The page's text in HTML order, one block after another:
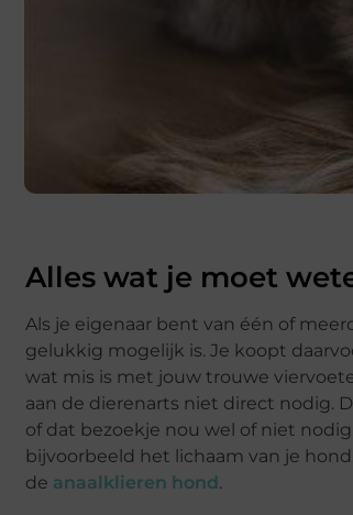
Alles wat je moet
Als je eigenaar bent van één of
gelukkig mogelijk is. Je koopt
wat mis is met jouw trouwe
aan de dierenarts niet direct nodig.
of dat bezoekje nou wel of niet
bijvoorbeeld het lichaam van je
de anaalklieren hond.